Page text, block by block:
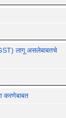
लागू असलेबाबतचे
करणेबाबत